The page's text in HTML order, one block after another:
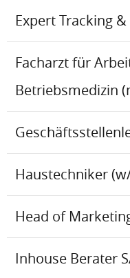
Expert Tracking
Facharzt für
Betriebsmedizin
Haustechniker
Head of
Inhouse Berater